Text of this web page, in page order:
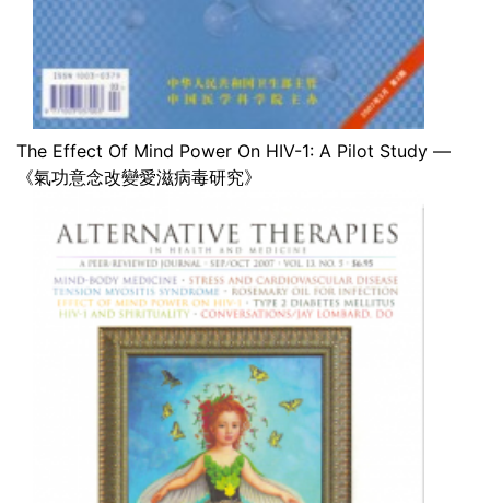
The Effect Of Mind Power On HIV-1: A Pilot Study —
《氣功意念改變愛滋病毒研究》